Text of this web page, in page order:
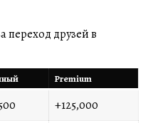
переход друзей в
Premium
+125,000